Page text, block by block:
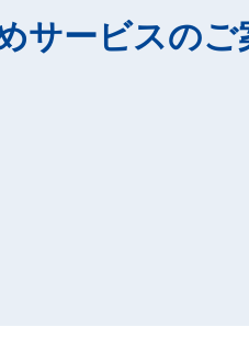
サービスのご